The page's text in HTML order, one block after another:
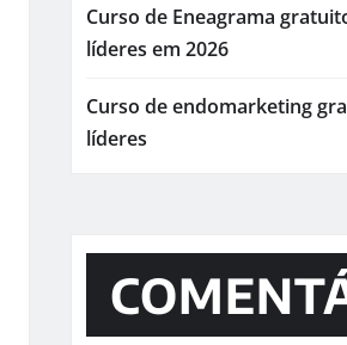
Curso de Eneagrama
líderes em 2026
Curso de endomarketing
líderes